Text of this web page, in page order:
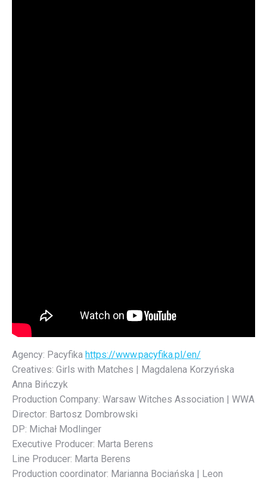
Agency: Pacyfika https://www.pacyfika.pl/en/
Creatives: Girls with Matches | Magdalena Korzyńska
Anna Bińczyk
Production Company: Warsaw Witches Association | WWA
Director: Bartosz Dombrowski
DP: Michał Modlinger
Executive Producer: Marta Berens
Line Producer: Marta Berens
Production coordinator: Marianna Bociańska | Leon